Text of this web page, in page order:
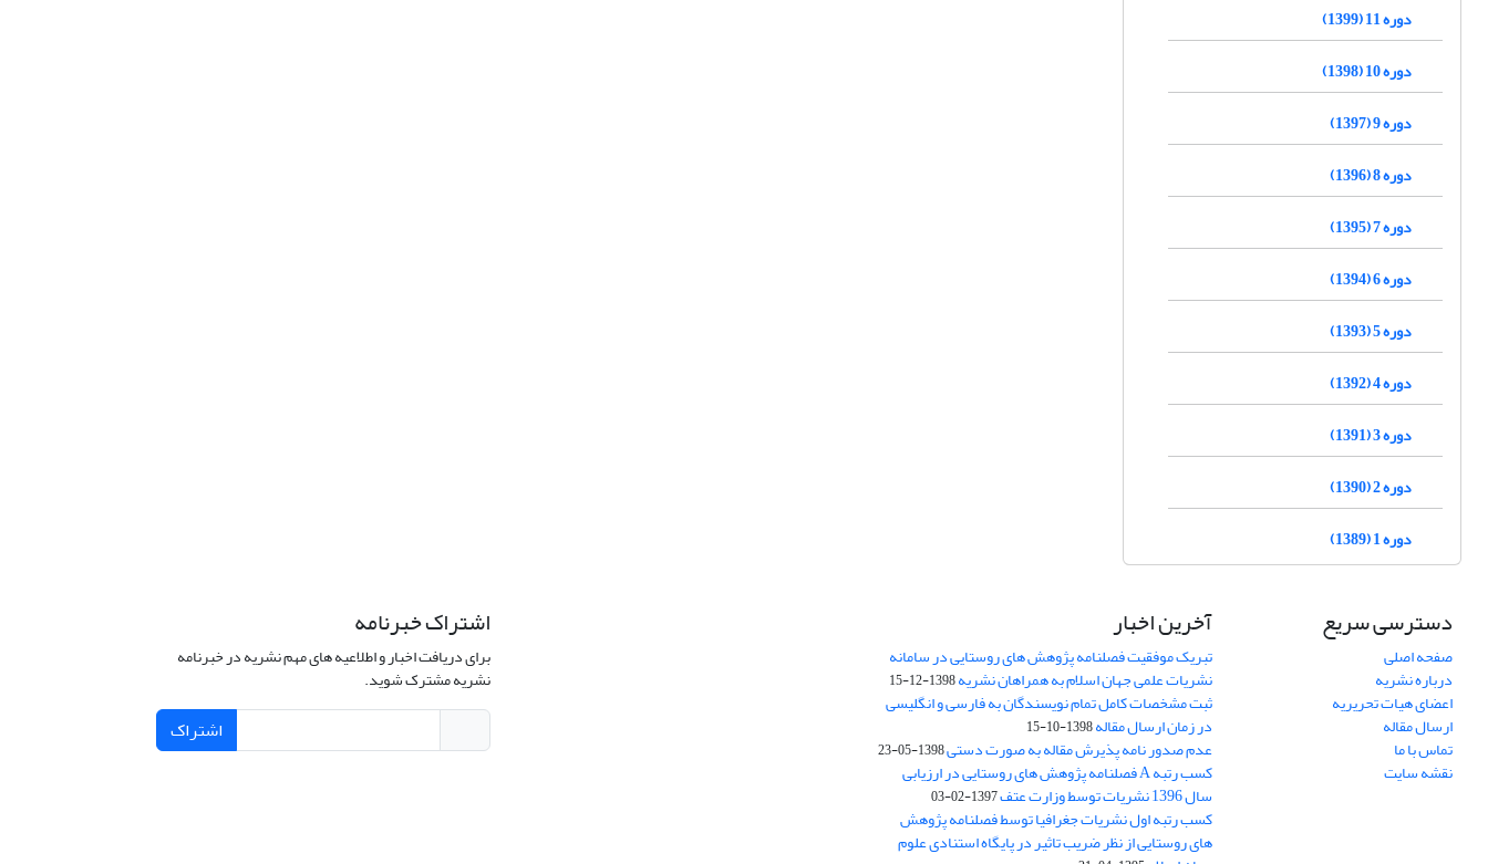
دوره 11 (1399)
دوره 10 (1398)
دوره 9 (1397)
دوره 8 (1396)
دوره 7 (1395)
دوره 6 (1394)
دوره 5 (1393)
دوره 4 (1392)
دوره 3 (1391)
دوره 2 (1390)
دوره 1 (1389)
دسترسی سریع
صفحه اصلی
درباره نشریه
اعضای هیات تحریریه
ارسال مقاله
تماس با ما
نقشه سایت
آخرین اخبار
تبریک موفقیت فصلنامه پژوهش های روستایی در سامانه
نشریات علمی جهان اسلام به همراهان نشریه1398-12-15
ثبت مشخصات کامل تمام نویسندگان به فارسی و انگلیسی
در زمان ارسال مقاله1398-10-15
عدم صدور نامه پذیرش مقاله به صورت دستی1398-05-23
کسب رتبه A فصلنامه پژوهش های روستایی در ارزیابی
سال 1396 نشریات توسط وزارت عتف 1397-02-03
کسب رتبه اول نشریات جغرافیا توسط فصلنامه پژوهش
های روستایی از نظر ضریب تاثیر در پایگاه استنادی علوم
اشتراک خبرنامه
برای دریافت اخبار و اطلاعیه های مهم نشریه در خبرنامه
نشریه مشترک شوید.
اشتراک